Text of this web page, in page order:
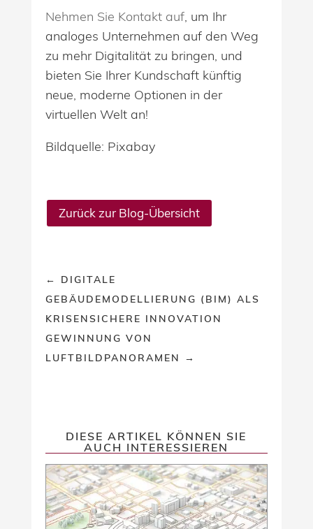
Nehmen Sie Kontakt auf, um Ihr
analoges Unternehmen auf den Weg
zu mehr Digitalität zu bringen, und
bieten Sie Ihrer Kundschaft künftig
neue, moderne Optionen in der
virtuellen Welt an!
Bildquelle: Pixabay
Zurück zur Blog-Übersicht
← DIGITALE
GEBÄUDEMODELLIERUNG (BIM) ALS
KRISENSICHERE INNOVATION
GEWINNUNG VON
LUFTBILDPANORAMEN
→
DIESE ARTIKEL KÖNNEN SIE
AUCH INTERESSIEREN